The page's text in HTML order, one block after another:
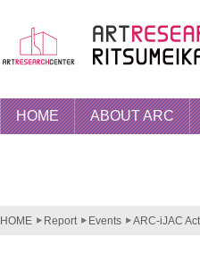
HOME ABOUT ARC
HOME Report Events ARC-iJAC